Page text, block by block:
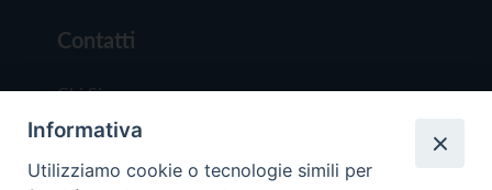
Contatti
Chi Siamo
Redazione
Scrivici
Informativa
Utilizziamo cookie o tecnologie simili per